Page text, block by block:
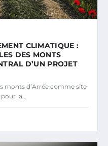
CLIMATIQUE :
DES MONTS
D’UN PROJET
monts d’Arrée comme site
la…